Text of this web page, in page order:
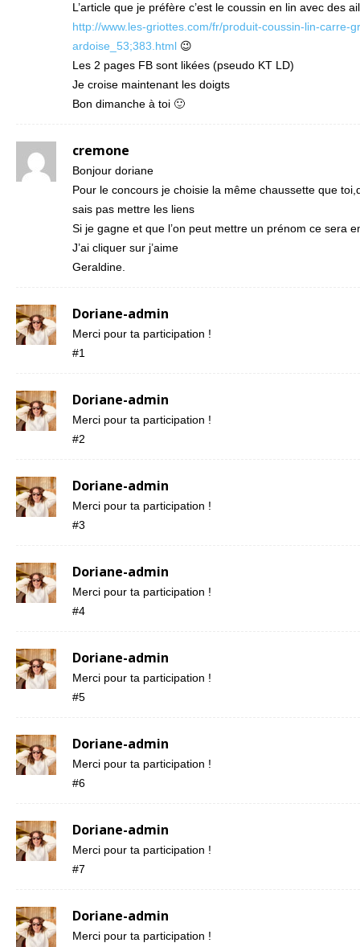
L’article que je préfère c’est le coussin en lin avec des
http://www.les-griottes.com/fr/produit-coussin-lin-carre-
ardoise_53;383.html 😉
Les 2 pages FB sont likées (pseudo KT LD)
Je croise maintenant les doigts
Bon dimanche à toi 🙂
cremone
Bonjour doriane
Pour le concours je choisie la même chaussette que
sais pas mettre les liens
Si je gagne et que l’on peut mettre un prénom ce sera
J’ai cliquer sur j’aime
Geraldine.
Doriane-admin
Merci pour ta participation !
#1
Doriane-admin
Merci pour ta participation !
#2
Doriane-admin
Merci pour ta participation !
#3
Doriane-admin
Merci pour ta participation !
#4
Doriane-admin
Merci pour ta participation !
#5
Doriane-admin
Merci pour ta participation !
#6
Doriane-admin
Merci pour ta participation !
#7
Doriane-admin
Merci pour ta participation !